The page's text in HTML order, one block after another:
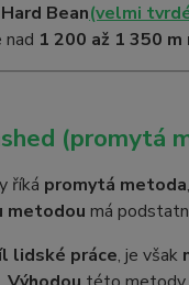
Bean(velmi
nad 1 200 až 1 350 m
(promytá
říká promytá metoda
metodou má
lidské práce, je však